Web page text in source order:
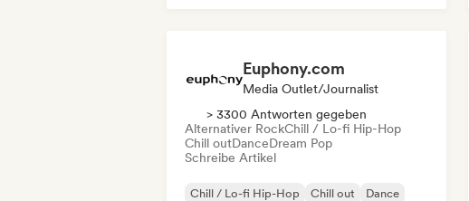
Euphony.com
Media Outlet/Journalist
> 3300 Antworten gegeben
Alternativer RockChill / Lo-fi Hip-Hop
Chill outDanceDream Pop
Schreibe Artikel
Chill / Lo-fi Hip-Hop Chill out
Dance